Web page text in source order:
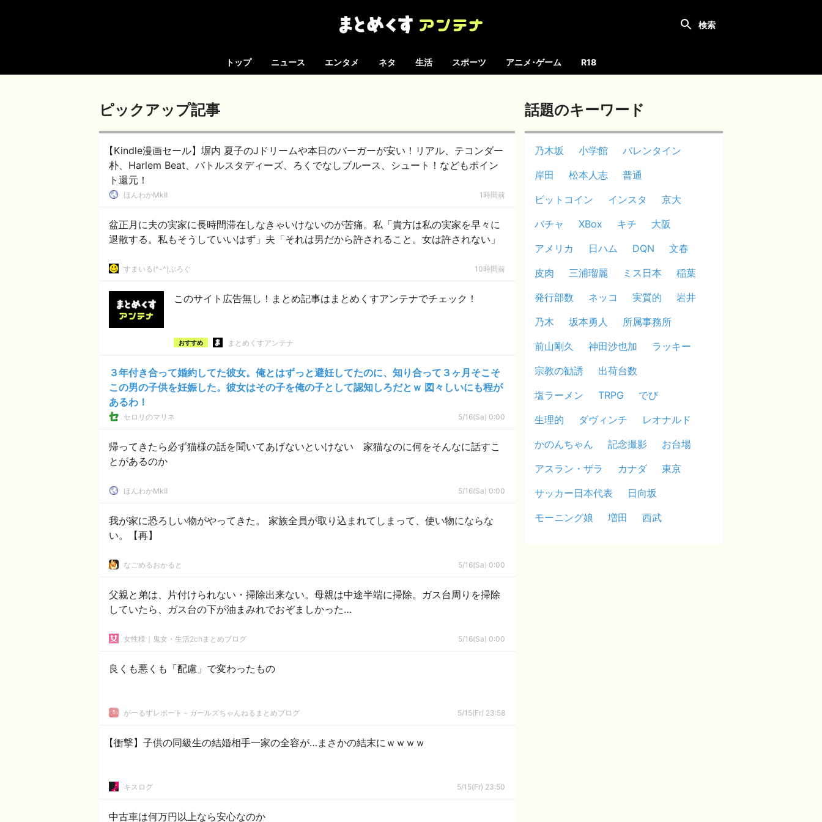
トップ ニュース エンタメ ネタ 生活 スポーツ アニメ･ゲーム R18
ピックアップ記事
【Kindle漫画セール】塀内 夏子のJドリームや本日のバーガーが安い！リアル、テコンダー
朴、Harlem Beat、バトルスタディーズ、ろくでなしブルース、シュート！などもポイン
ト還元！
ほんわかMkⅡ 1時間前
盆正月に夫の実家に長時間滞在しなきゃいけないのが苦痛。私「貴方は私の実家を早々に
退散する。私もそうしていいはず」夫「それは男だから許されること。女は許されない」
すまいる(^-^)ぶろぐ 10時間前
このサイト広告無し！まとめ記事はまとめくすアンテナでチェック！
おすすめ まとめくすアンテナ
３年付き合って婚約してた彼女。俺とはずっと避妊してたのに、知り合って３ヶ月そこそ
この男の子供を妊娠した。彼女はその子を俺の子として認知しろだとｗ 図々しいにも程が
あるわ！
セロリのマリネ 5/16(Sa) 0:00
帰ってきたら必ず猫様の話を聞いてあげないといけない 家猫なのに何をそんなに話すこ
とがあるのか
ほんわかMkⅡ 5/16(Sa) 0:00
我が家に恐ろしい物がやってきた。 家族全員が取り込まれてしまって、使い物にならな
い。【再】
なごめるおかると 5/16(Sa) 0:00
父親と弟は、片付けられない・掃除出来ない。母親は中途半端に掃除。ガス台周りを掃除
していたら、ガス台の下が油まみれでおぞましかった…
女性様｜鬼女・生活2chまとめブログ 5/16(Sa) 0:00
良くも悪くも「配慮」で変わったもの
がーるずレポート - ガールズちゃんねるまとめブログ 5/15(Fr) 23:58
【衝撃】子供の同級生の結婚相手一家の全容が…まさかの結末にｗｗｗｗ
キスログ 5/15(Fr) 23:50
中古車は何万円以上なら安心なのか
話題のキーワード
乃木坂 小学館
バレンタイン
岸田
松本人志
普通
ビットコイン
インスタ
京大
バチャ
XBox キチ
大阪
アメリカ
日ハム DQN
文春
皮肉
三浦瑠麗 ミス日本
稲葉
発行部数
ネッコ 実質的
岩井
乃木
坂本勇人
所属事務所
前山剛久
神田沙也加
ラッキー
宗教の勧誘
出荷台数
塩ラーメン
TRPG
でび
生理的
ダヴィンチ
レオナルド
かのんちゃん
記念撮影
お台場
アスラン・ザラ
カナダ
東京
サッカー日本代表
日向坂
モーニング娘
増田 西武